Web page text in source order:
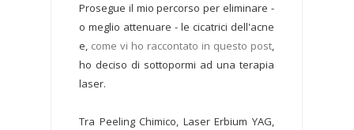
Prosegue il mio percorso per eliminare -
o meglio attenuare - le cicatrici dell'acne
e, come vi ho raccontato in questo post,
ho deciso di sottopormi ad una terapia
laser.
Tra Peeling Chimico, Laser Erbium YAG,